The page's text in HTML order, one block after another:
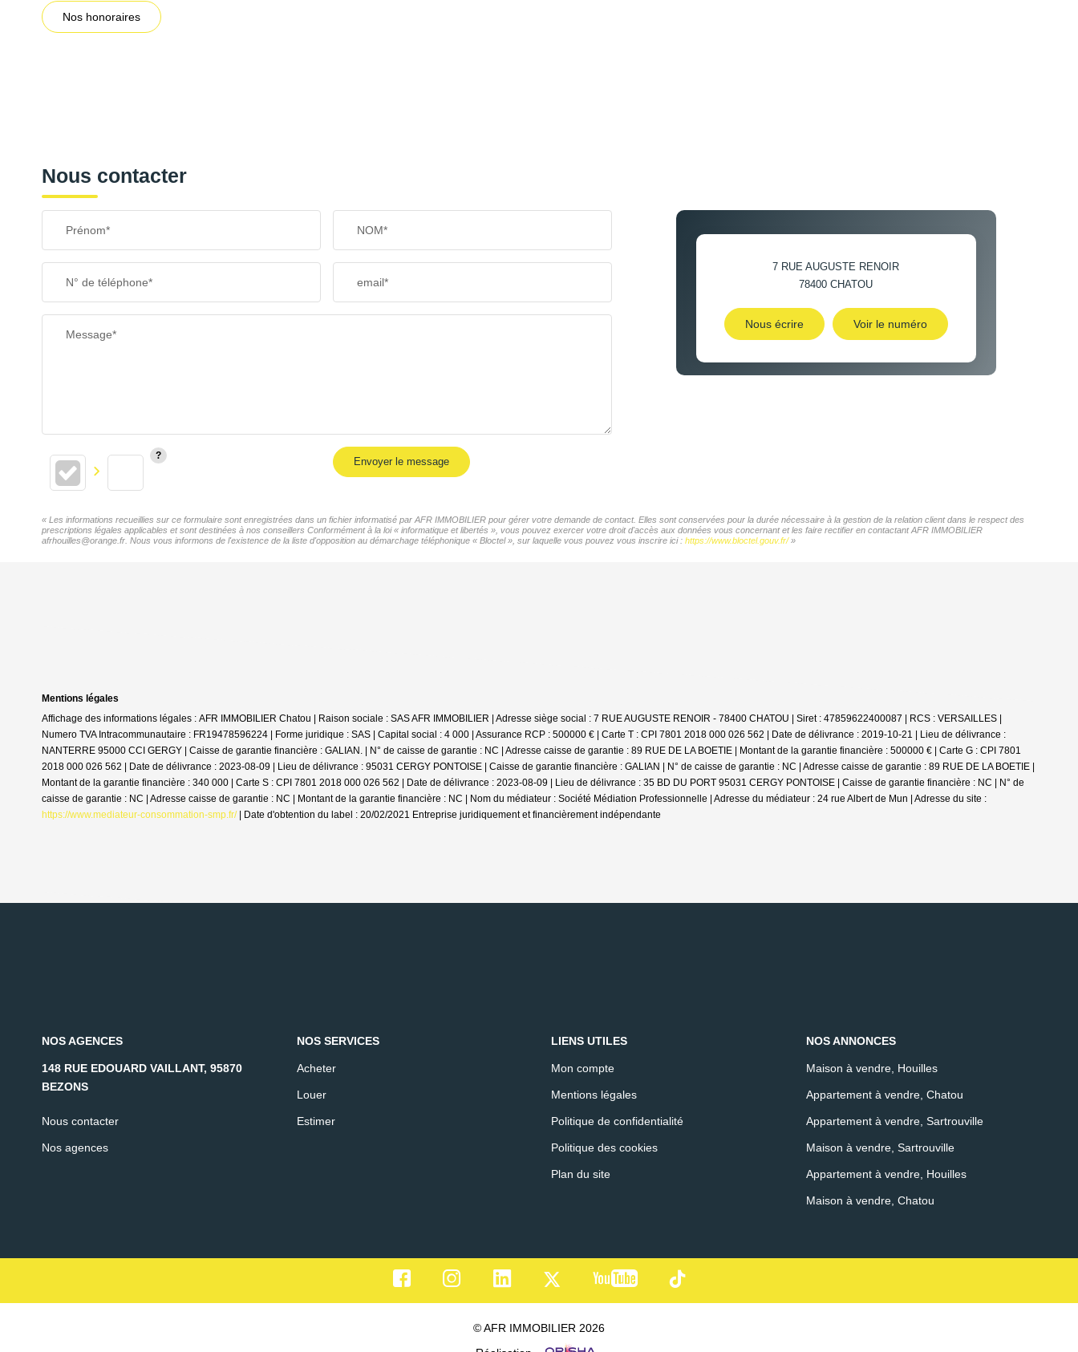
Nos honoraires
Nous contacter
Prénom* NOM*
N° de téléphone* email*
Message*
Envoyer le message
7 RUE AUGUSTE RENOIR
78400CHATOU
Nous écrire Voir le numéro
« Les informations recueillies sur ce formulaire sont enregistrées dans un fichier informatisé par AFR IMMOBILIER pour gérer votre demande de contact. Elles sont conservées pour la durée nécessaire à la gestion de la relation client dans le respect des
prescriptions légales applicables et sont destinées à nos conseillers Conformément à la loi « informatique et libertés », vous pouvez exercer votre droit d'accès aux données vous concernant et les faire rectifier en contactant AFR IMMOBILIER
afrhouilles@orange.fr. Nous vous informons de l'existence de la liste d'opposition au démarchage téléphonique « Bloctel », sur laquelle vous pouvez vous inscrire ici : https://www.bloctel.gouv.fr/»
Mentions légales
Affichage des informations légales : AFR IMMOBILIER Chatou | Raison sociale : SAS AFR IMMOBILIER | Adresse siège social : 7 RUE AUGUSTE RENOIR - 78400 CHATOU | Siret : 47859622400087 | RCS : VERSAILLES |
Numero TVA Intracommunautaire : FR19478596224 | Forme juridique : SAS | Capital social : 4 000 | Assurance RCP : 500000 € | Carte T : CPI 7801 2018 000 026 562 | Date de délivrance : 2019-10-21 | Lieu de délivrance :
NANTERRE 95000 CCI GERGY | Caisse de garantie financière : GALIAN. | N° de caisse de garantie : NC | Adresse caisse de garantie : 89 RUE DE LA BOETIE | Montant de la garantie financière : 500000 € | Carte G : CPI 7801
2018 000 026 562 | Date de délivrance : 2023-08-09 | Lieu de délivrance : 95031 CERGY PONTOISE | Caisse de garantie financière : GALIAN | N° de caisse de garantie : NC | Adresse caisse de garantie : 89 RUE DE LA BOETIE |
Montant de la garantie financière : 340 000 | Carte S : CPI 7801 2018 000 026 562 | Date de délivrance : 2023-08-09 | Lieu de délivrance : 35 BD DU PORT 95031 CERGY PONTOISE | Caisse de garantie financière : NC | N° de
caisse de garantie : NC | Adresse caisse de garantie : NC | Montant de la garantie financière : NC | Nom du médiateur : Société Médiation Professionnelle | Adresse du médiateur : 24 rue Albert de Mun | Adresse du site :
https://www.mediateur-consommation-smp.fr/| Date d'obtention du label : 20/02/2021 Entreprise juridiquement et financièrement indépendante
NOS AGENCES
148 RUE EDOUARD VAILLANT, 95870
BEZONS
Nous contacter
Nos agences
NOS SERVICES
Acheter
Louer
Estimer
LIENS UTILES
Mon compte
Mentions légales
Politique de confidentialité
Politique des cookies
Plan du site
NOS ANNONCES
Maison à vendre, Houilles
Appartement à vendre, Chatou
Appartement à vendre, Sartrouville
Maison à vendre, Sartrouville
Appartement à vendre, Houilles
Maison à vendre, Chatou
© AFR IMMOBILIER 2026